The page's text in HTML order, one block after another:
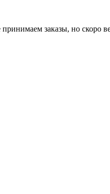
заказы, но скоро